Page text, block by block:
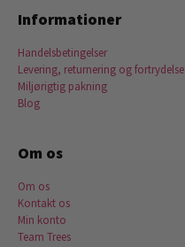
Informationer
Handelsbetingelser
Levering, returnering og fortrydelse
Miljørigtig pakning
Blog
Om os
Om os
Kontakt os
Min konto
Team Trees